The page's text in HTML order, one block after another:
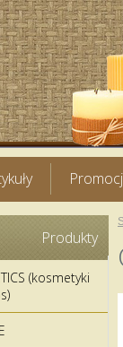
Produkty
(kosmetyki